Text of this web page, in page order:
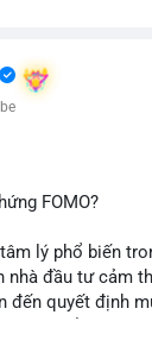
FOMO?
lý phổ biến
nhà đầu tư cảm
đến quyết định